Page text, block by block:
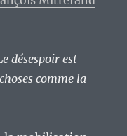
désespoir est
comme la